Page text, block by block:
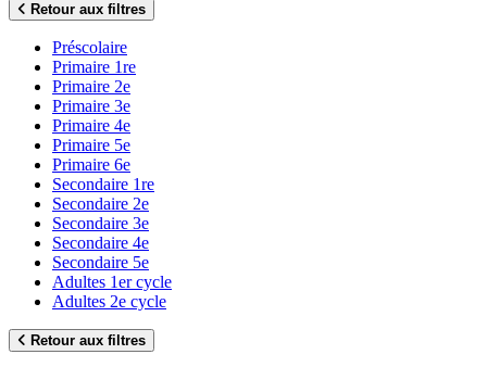
Retour aux filtres
Préscolaire
Primaire 1re
Primaire 2e
Primaire 3e
Primaire 4e
Primaire 5e
Primaire 6e
Secondaire 1re
Secondaire 2e
Secondaire 3e
Secondaire 4e
Secondaire 5e
Adultes 1er cycle
Adultes 2e cycle
Retour aux filtres